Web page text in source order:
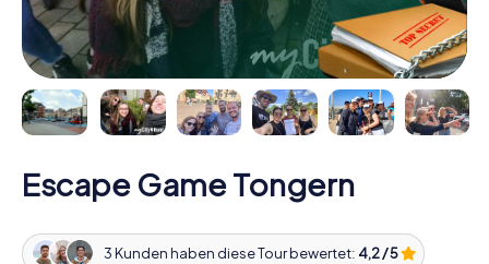
Escape Game Tongern
3 Kunden haben diese Tour bewertet: 4,2 / 5